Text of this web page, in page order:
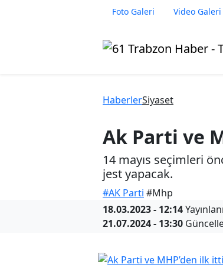
Foto Galeri Video Galeri
HaberlerSiyaset
Ak Parti ve
14 mayıs seçimleri
jest yapacak.
#AK Parti #Mhp
18.03.2023 - 12:14
21.07.2024 - 13:30